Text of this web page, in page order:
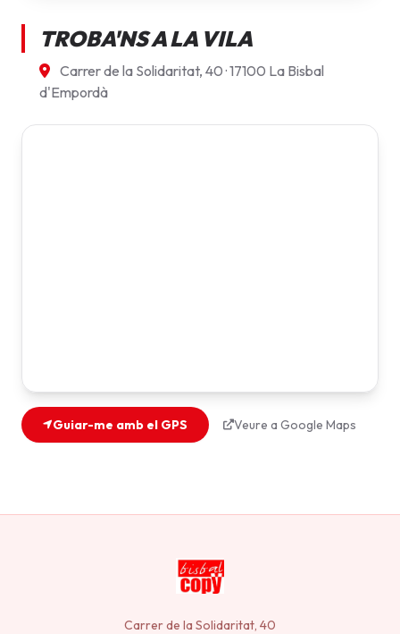
TROBA'NS A LA VILA
Carrer de la Solidaritat, 40 · 17100 La Bisbal
d'Empordà
Guiar-me amb el GPS Veure a Google Maps
Carrer de la Solidaritat, 40